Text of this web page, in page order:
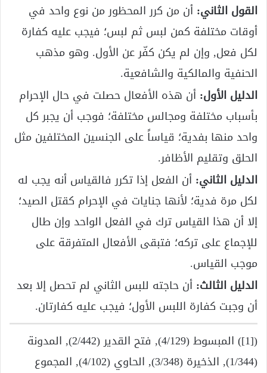
القول الثاني: أن من كرر المحظور من نوع واحد في
أوقات مختلفة كمن لبس ثم لبس؛ فيجب عليه كفارة
لكل فعل, وإن لم يكن كفّر عن الأول. وهو مذهب
الحنفية والمالكية والشافعية.
الدليل الأول: أن هذه الأفعال حصلت في حال الإحرام
بأسباب مختلفة ومجالس مختلفة؛ فوجب أن يجبر كل
واحد منها بفدية؛ قياساً على الجنسين المختلفين مثل
الحلق وتقليم الأظافر.
الدليل الثاني: أن الفعل إذا تكرر فالقياس أنه يجب له
لكل مرة فدية؛ لأنها جنايات في الإحرام كقتل الصيد؛
إلا أن هذا القياس ترك في الفعل الواحد وإن طال
للإجماع على تركه؛ فتبقى الأفعال المتفرقة على
موجب القياس.
الدليل الثالث: أن حاجته للبس الثاني لم تحصل إلا بعد
أن وجبت كفارة اللبس الأول؛ فيجب عليه كفارتان.
([1]) المبسوط (4/129), فتح القدير (2/442), المدونة
(1/344), الذخيرة (3/348), الحاوي (4/102), المجموع